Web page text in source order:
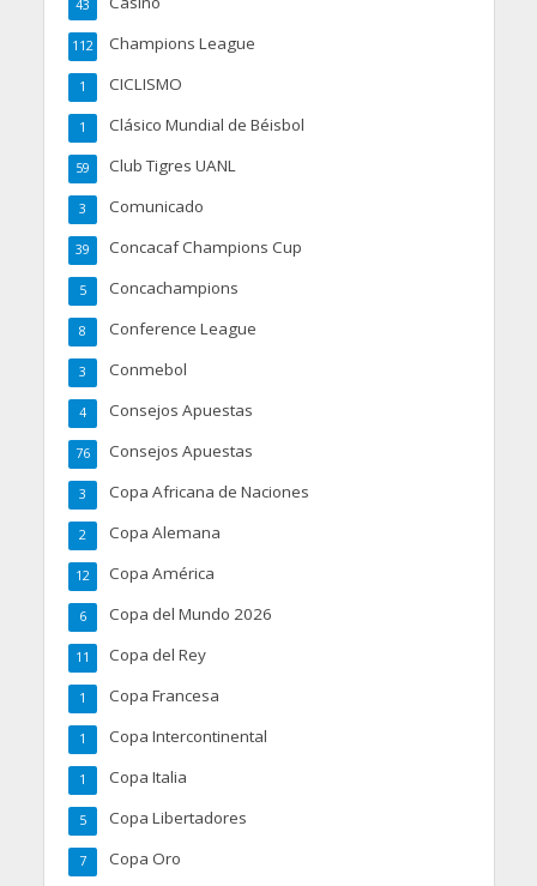
43
Champions League
112
CICLISMO
1
Clásico Mundial de Béisbol
1
Club Tigres UANL
59
Comunicado
3
Concacaf Champions Cup
39
Concachampions
5
Conference League
8
Conmebol
3
Consejos Apuestas
4
Consejos Apuestas
76
Copa Africana de Naciones
3
Copa Alemana
2
Copa América
12
Copa del Mundo 2026
6
Copa del Rey
11
Copa Francesa
1
Copa Intercontinental
1
Copa Italia
1
Copa Libertadores
5
Copa Oro
7